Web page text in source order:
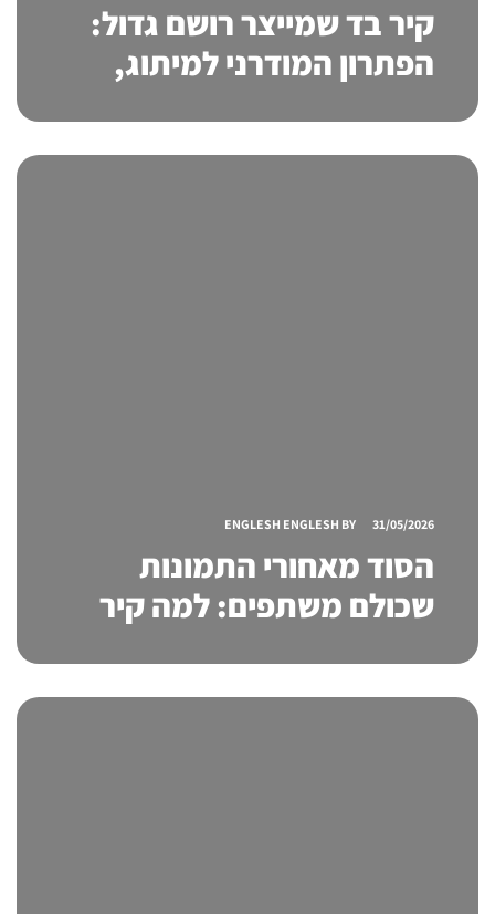
קיר בד שמייצר רושם גדול:
הפתרון המודרני למיתוג,
31/05/2026
BY
ENGLESH ENGLESH
הסוד מאחורי התמונות
שכולם משתפים: למה קיר
האירועים